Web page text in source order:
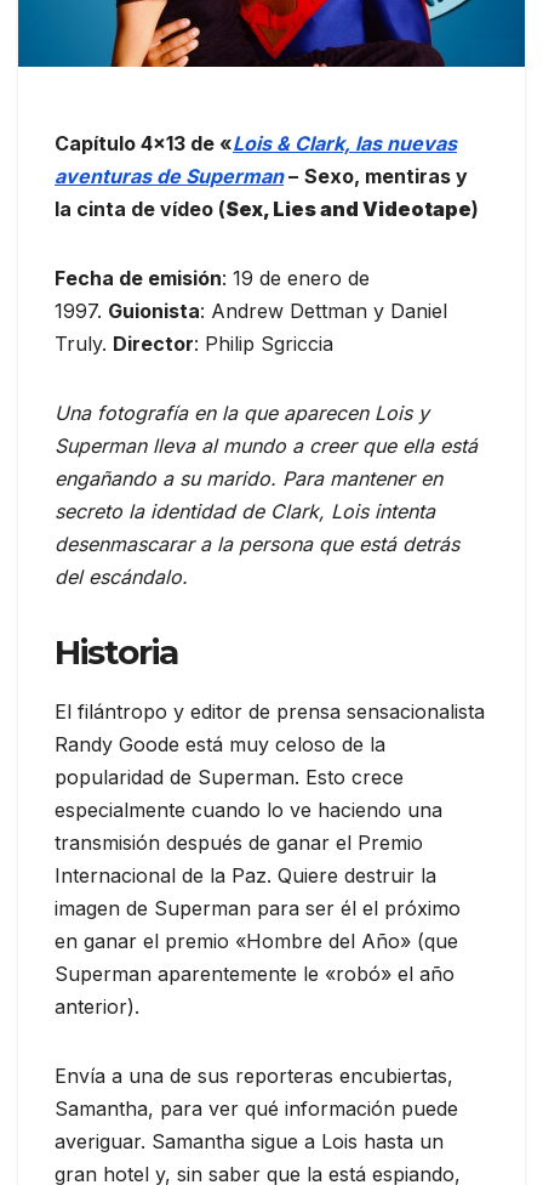
Capítulo 4×13 de «Lois & Clark, las nuevas
aventuras de Superman– Sexo, mentiras y
la cinta de vídeo (Sex, Lies and Videotape)
Fecha de emisión: 19 de enero de
1997. Guionista: Andrew Dettman y Daniel
Truly. Director: Philip Sgriccia
Una fotografía en la que aparecen Lois y
Superman lleva al mundo a creer que ella está
engañando a su marido. Para mantener en
secreto la identidad de Clark, Lois intenta
desenmascarar a la persona que está detrás
del escándalo.
Historia
El filántropo y editor de prensa sensacionalista
Randy Goode está muy celoso de la
popularidad de Superman. Esto crece
especialmente cuando lo ve haciendo una
transmisión después de ganar el Premio
Internacional de la Paz. Quiere destruir la
imagen de Superman para ser él el próximo
en ganar el premio «Hombre del Año» (que
Superman aparentemente le «robó» el año
anterior).
Envía a una de sus reporteras encubiertas,
Samantha, para ver qué información puede
averiguar. Samantha sigue a Lois hasta un
gran hotel y, sin saber que la está espiando,